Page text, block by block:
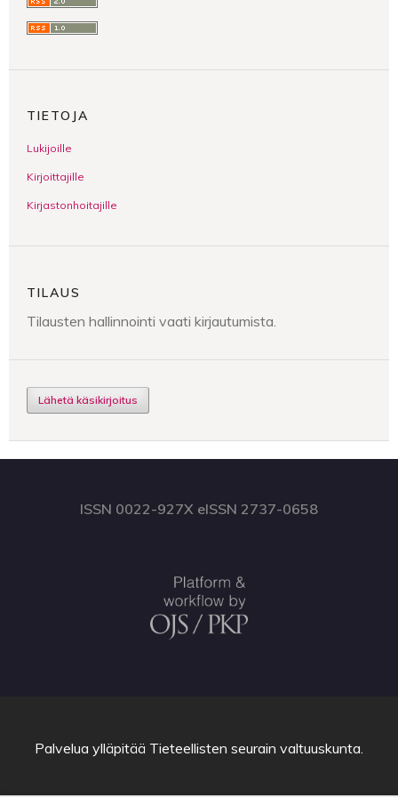
TIETOJA
Lukijoille
Kirjoittajille
Kirjastonhoitajille
TILAUS
Tilausten hallinnointi vaati kirjautumista.
Lähetä käsikirjoitus
ISSN 0022-927X eISSN 2737-0658
Palvelua ylläpitää Tieteellisten seurain valtuuskunta.